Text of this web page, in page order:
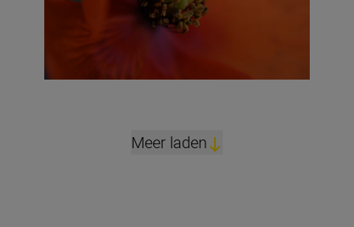
Meer laden